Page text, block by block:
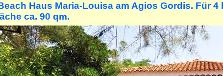
Haus Maria-Louisa am Agios Gordis. Für 4
ca. 90 qm.